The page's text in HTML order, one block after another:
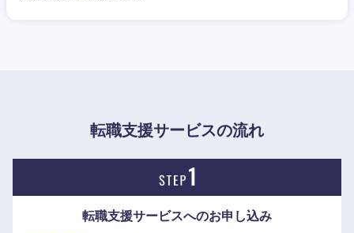
転職支援サービスの流れ
転職支援サービスへのお申し込み
岐阜県 静岡県